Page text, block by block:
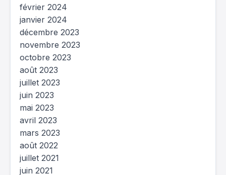
février 2024
janvier 2024
décembre 2023
novembre 2023
octobre 2023
août 2023
juillet 2023
juin 2023
mai 2023
avril 2023
mars 2023
août 2022
juillet 2021
juin 2021